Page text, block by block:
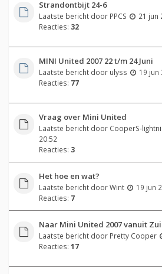
Strandontbijt 24-6
Laatste bericht door PPCS
21 jun
Reacties: 32
MINI United 2007 22 t/m 24 Juni
Laatste bericht door ulyss
19 jun
Reacties: 77
Vraag over Mini United
Laatste bericht door CooperS-
20:52
Reacties: 3
Het hoe en wat?
Laatste bericht doorWint
19 jun
Reacties: 7
Naar Mini United 2007 vanuit
Laatste bericht door Pretty Cooper
Reacties: 17